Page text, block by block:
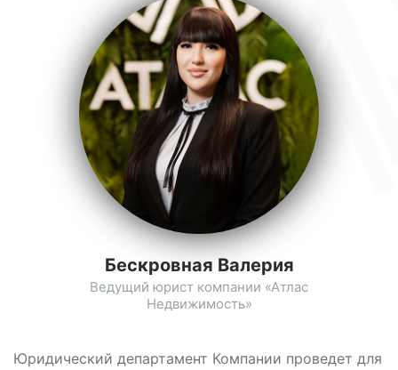
Юридический департамент Компании проведет для
Бескровная Валерия
Ведущий юрист компании «Атлас
Недвижимость»